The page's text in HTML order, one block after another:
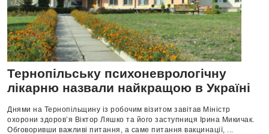
Тернопільську психоневрологічну
лікарню назвали найкращою в Україні
Днями на Тернопільщину із робочим візитом завітав Міністр
охорони здоров’я Віктор Ляшко та його заступниця Ірина Микичак.
Обговоривши важливі питання, а саме питання вакцинації, ...